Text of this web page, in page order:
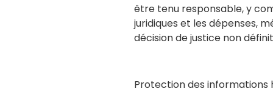
être tenu responsable, y
juridiques et les dépenses,
décision de justice non
Protection des informations